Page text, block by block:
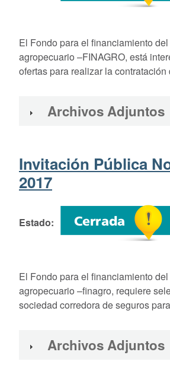
El Fondo para el financiamiento
agropecuario –FINAGRO, está
ofertas para realizar la contratación
Archivos Adjuntos
Invitación Pública
2017
Estado
El Fondo para el financiamiento
agropecuario –finagro, requiere
sociedad corredora de seguros
Archivos Adjuntos